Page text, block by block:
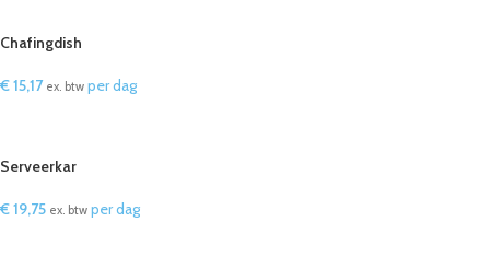
Chafingdish
€15,17 ex. btw per dag
Serveerkar
€19,75 ex. btw per dag